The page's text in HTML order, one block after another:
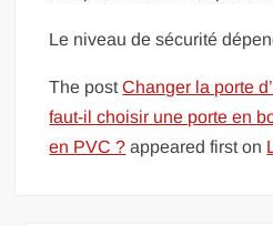
Le niveau de sécurité
The postChanger la porte
faut-il choisir une porte en
en PVC ? appeared first on